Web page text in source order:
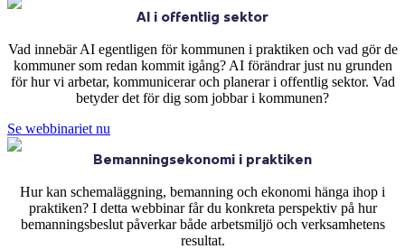
AI i offentlig sektor
Vad innebär AI egentligen för kommunen i praktiken och vad gör de
kommuner som redan kommit igång? AI förändrar just nu grunden
för hur vi arbetar, kommunicerar och planerar i offentlig sektor. Vad
betyder det för dig som jobbar i kommunen?
Se webbinariet nu
Bemanningsekonomi i praktiken
Hur kan schemaläggning, bemanning och ekonomi hänga ihop i
praktiken? I detta webbinar får du konkreta perspektiv på hur
bemanningsbeslut påverkar både arbetsmiljö och verksamhetens
resultat.